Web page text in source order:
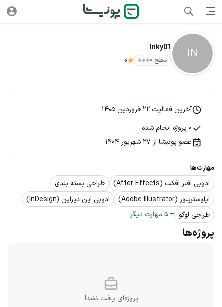
IN
Inky01
سطح ۰ 0
مهارت‌ها
ادوبی افتر افکت (After Effects)
طراحی بسته بندی
ایلوستریتور (Adobe Illustrator)
ادوبی این دیزاین (InDesign)
طراحی لوگو +
5 مهارت دیگر
آخرین فعالیت 22 فروردین 1405
0 پروژه انجام شده
عضو پونیشا از 27 شهریور 1404
پروژه‌ها
پروژه‌ای یافت نشد!